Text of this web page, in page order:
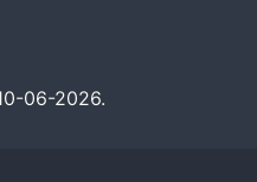
06-2026.